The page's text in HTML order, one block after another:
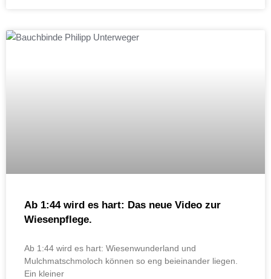
Ab 1:44 wird es hart: Das neue Video zur
Wiesenpflege.
Ab 1:44 wird es hart: Wiesenwunderland und
Mulchmatschmoloch können so eng beieinander liegen.
Ein kleiner